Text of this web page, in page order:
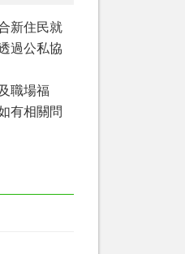
新住民就
過公私協
職場福
有相關問